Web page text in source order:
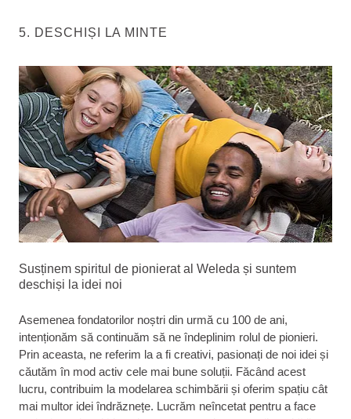
5. DESCHIȘI LA MINTE
Susținem spiritul de pionierat al Weleda și suntem
deschiși la idei noi
Asemenea fondatorilor noștri din urmă cu 100 de ani,
intenționăm să continuăm să ne îndeplinim rolul de pionieri.
Prin aceasta, ne referim la a fi creativi, pasionați de noi idei și
căutăm în mod activ cele mai bune soluții. Făcând acest
lucru, contribuim la modelarea schimbării și oferim spațiu cât
mai multor idei îndrăznețe. Lucrăm neîncetat pentru a face